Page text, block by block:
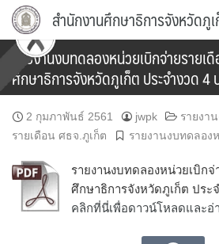
Skip
content
สำนักงานศึกษาธิการจังหวัดภู
รายงานงบทดลองหน่วยเบิกจ่ายรายเ
ศึกษาธิการจังหวัดภูเก็ต ประจำงวด 4
2 กุมภาพันธ์ 2561 jwpk
รายงา
รายเดือน ศธจ.ภูเก็ต
รายงานงบทดลอง
รายงานงบทดลองหน่วยเบิก
ศึกษาธิการจังหวัดภูเก็ต ประ
คลิกที่นี่เพื่อดาวน์โหลดและอ่